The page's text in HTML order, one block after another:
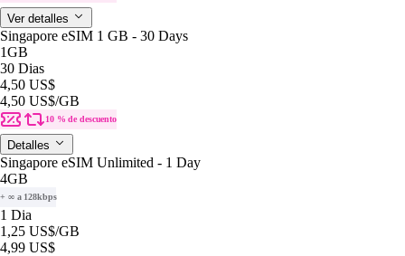
Ver detalles
Singapore eSIM 1 GB - 30 Days
1GB
30 Dias
4,50 US$
4,50 US$/GB
10 % de descuento
Detalles
Singapore eSIM Unlimited - 1 Day
4GB
+ ∞ a 128kbps
1 Dia
1,25 US$/GB
4,99 US$